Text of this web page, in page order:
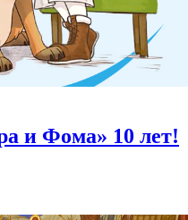
и Фома» 10 лет!